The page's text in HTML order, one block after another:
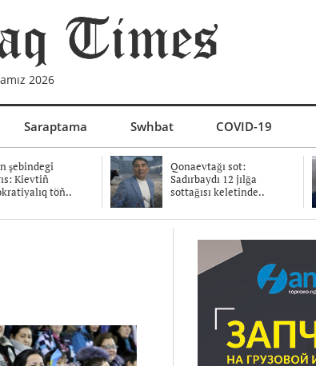
2026
Saraptama Swhbat COVID-19
şebindegi
Kievtiñ
töñ..
Qonaevtağı sot:
Sadırbaydı 12 jılğa
sottağısı keletinde..